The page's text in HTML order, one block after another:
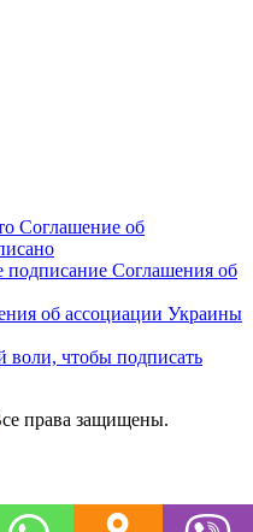
Соглашение об
Соглашения об
об ассоциации Украины
воли, чтобы подписать
права защищены.